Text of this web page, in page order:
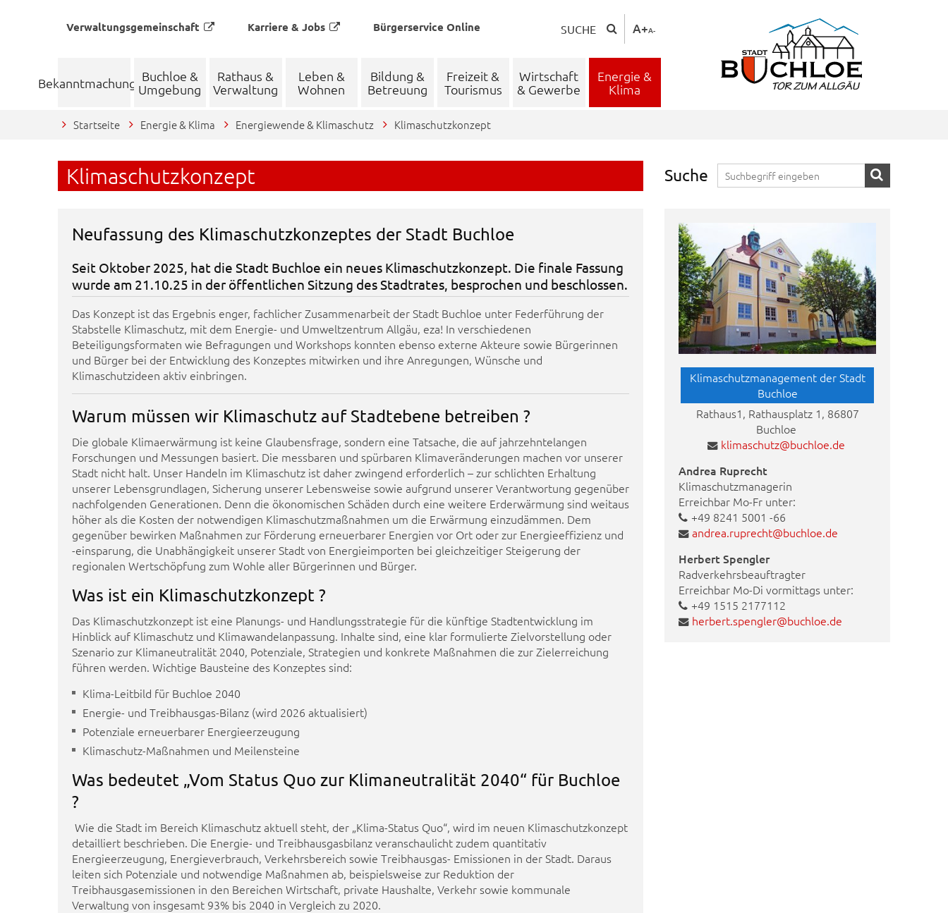
Verwaltungsgemeinschaft Karriere & Jobs Bürgerservice Online SUCHE A+A-
BekanntmachungenBuchloe &
Umgebung
Rathaus &
Verwaltung
Leben &
Wohnen
Bildung &
Betreuung
Freizeit &
Tourismus
Wirtschaft
& Gewerbe
Energie &
Klima
Startseite Energie & Klima Energiewende & Klimaschutz Klimaschutzkonzept
Klimaschutzkonzept
Neufassung des Klimaschutzkonzeptes der Stadt Buchloe
Seit Oktober 2025, hat die Stadt Buchloe ein neues Klimaschutzkonzept. Die finale Fassung
wurde am 21.10.25 in der öffentlichen Sitzung des Stadtrates, besprochen und beschlossen.
Das Konzept ist das Ergebnis enger, fachlicher Zusammenarbeit der Stadt Buchloe unter Federführung der
Stabstelle Klimaschutz, mit dem Energie- und Umweltzentrum Allgäu, eza! In verschiedenen
Beteiligungsformaten wie Befragungen und Workshops konnten ebenso externe Akteure sowie Bürgerinnen
und Bürger bei der Entwicklung des Konzeptes mitwirken und ihre Anregungen, Wünsche und
Klimaschutzideen aktiv einbringen.
Warum müssen wir Klimaschutz auf Stadtebene betreiben ?
Die globale Klimaerwärmung ist keine Glaubensfrage, sondern eine Tatsache, die auf jahrzehntelangen
Forschungen und Messungen basiert. Die messbaren und spürbaren Klimaveränderungen machen vor unserer
Stadt nicht halt. Unser Handeln im Klimaschutz ist daher zwingend erforderlich – zur schlichten Erhaltung
unserer Lebensgrundlagen, Sicherung unserer Lebensweise sowie aufgrund unserer Verantwortung gegenüber
nachfolgenden Generationen. Denn die ökonomischen Schäden durch eine weitere Erderwärmung sind weitaus
höher als die Kosten der notwendigen Klimaschutzmaßnahmen um die Erwärmung einzudämmen. Dem
gegenüber bewirken Maßnahmen zur Förderung erneuerbarer Energien vor Ort oder zur Energieeffizienz und
-einsparung, die Unabhängigkeit unserer Stadt von Energieimporten bei gleichzeitiger Steigerung der
regionalen Wertschöpfung zum Wohle aller Bürgerinnen und Bürger.
Was ist ein Klimaschutzkonzept ?
Das Klimaschutzkonzept ist eine Planungs- und Handlungsstrategie für die künftige Stadtentwicklung im
Hinblick auf Klimaschutz und Klimawandelanpassung. Inhalte sind, eine klar formulierte Zielvorstellung oder
Szenario zur Klimaneutralität 2040, Potenziale, Strategien und konkrete Maßnahmen die zur Zielerreichung
führen werden. Wichtige Bausteine des Konzeptes sind:
Klima-Leitbild für Buchloe 2040
Energie- und Treibhausgas-Bilanz (wird 2026 aktualisiert)
Potenziale erneuerbarer Energieerzeugung
Klimaschutz-Maßnahmen und Meilensteine
Was bedeutet „Vom Status Quo zur Klimaneutralität 2040“ für Buchloe
?
Wie die Stadt im Bereich Klimaschutz aktuell steht, der „Klima-Status Quo“, wird im neuen Klimaschutzkonzept
detailliert beschrieben. Die Energie- und Treibhausgasbilanz veranschaulicht zudem quantitativ
Energieerzeugung, Energieverbrauch, Verkehrsbereich sowie Treibhausgas- Emissionen in der Stadt. Daraus
leiten sich Potenziale und notwendige Maßnahmen ab, beispielsweise zur Reduktion der
Treibhausgasemissionen in den Bereichen Wirtschaft, private Haushalte, Verkehr sowie kommunale
Verwaltung von insgesamt 93% bis 2040 in Vergleich zu 2020.
Suche
Klimaschutzmanagement der Stadt
Buchloe
Rathaus1, Rathausplatz 1, 86807
Buchloe
klimaschutz@buchloe.de
Andrea Ruprecht
Klimaschutzmanagerin
Erreichbar Mo-Fr unter:
+49 8241 5001 -66
andrea.ruprecht@buchloe.de
Herbert Spengler
Radverkehrsbeauftragter
Erreichbar Mo-Di vormittags unter:
+49 1515 2177112
herbert.spengler@buchloe.de